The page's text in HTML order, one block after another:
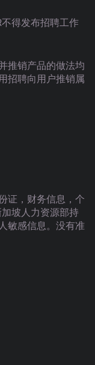
得发布招聘工作
推销产品的做法均
招聘向用户推销属
证，财务信息，个
坡人力资源部持
敏感信息。没有准